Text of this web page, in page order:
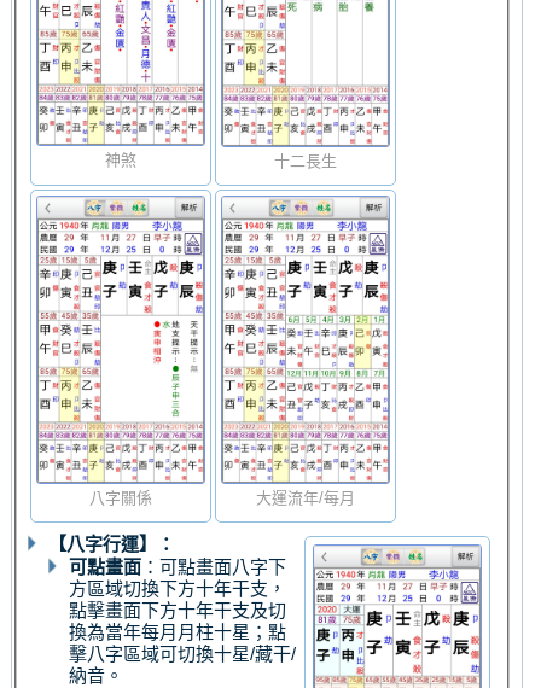
神煞 十二長生
八字關係 大運流年/每月
【八字行運】：
可點畫面 ：可點畫面八字下
方區域切換下方十年干支，
點擊畫面下方十年干支及切
換為當年每月月柱十星；點
擊八字區域可切換十星/藏干/
納音。